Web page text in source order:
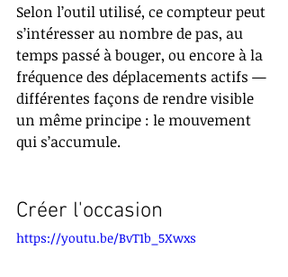
Selon l’outil utilisé, ce compteur peut
s’intéresser au nombre de pas, au
temps passé à bouger, ou encore à la
fréquence des déplacements actifs —
différentes façons de rendre visible
un même principe : le mouvement
qui s’accumule.
Créer l'occasion
https://youtu.be/BvT1b_5Xwxs